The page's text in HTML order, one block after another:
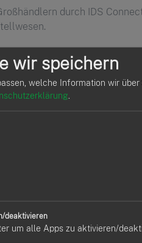
durch IDS
Lohnstrukturen für
Datei exportiert werden,
Finanzen und
wir speichern
welche Information wir über
.
deaktivieren
um alle Apps zu aktivieren/